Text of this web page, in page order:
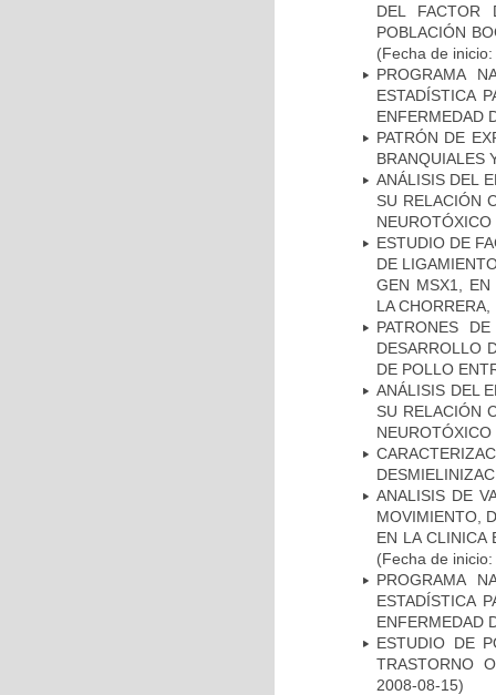
DEL FACTOR
POBLACIÓN
(Fecha de
PROGRAMA
ESTADÍSTICA
ENFERMEDAD
PATRÓN DE
BRANQUIALES
ANÁLISIS DEL
SU RELACIÓN
NEUROTÓXICO
ESTUDIO DE
DE
GEN MSX1, EN
LA
PATRONES
DESARROLLO
DE POLLO
ANÁLISIS DEL
SU RELACIÓN
NEUROTÓXICO
ANALISIS DE
MOVIMIENTO,
EN LA CLINICA
(Fecha de
PROGRAMA
ESTADÍSTICA
ENFERMEDAD
ESTUDIO DE
TRASTORNO
2008-08-15)